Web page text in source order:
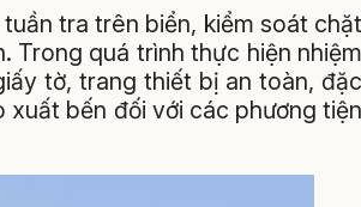
tra trên biển, kiểm soát chặt
Trong quá trình thực hiện nhiệm
tờ, trang thiết bị an toàn, đặc
bến đối với các phương tiện